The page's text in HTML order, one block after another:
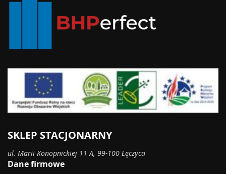
SKLEP STACJONARNY
ul. Marii Konopnickiej 11 A, 99-100 Łęczyca
Dane firmowe